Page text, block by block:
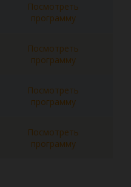
Посмотреть
программу
Посмотреть
программу
Посмотреть
программу
Посмотреть
программу